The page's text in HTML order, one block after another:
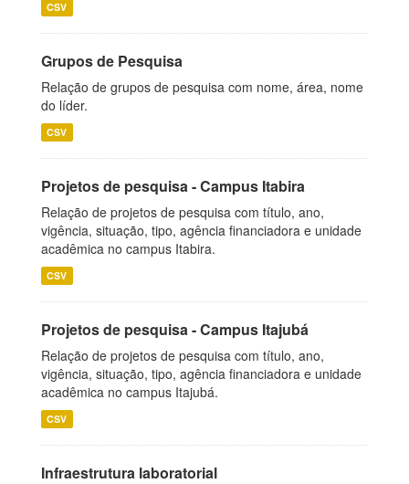
CSV
Grupos de Pesquisa
Relação de grupos de pesquisa com nome, área, nome
do líder.
CSV
Projetos de pesquisa - Campus Itabira
Relação de projetos de pesquisa com título, ano,
vigência, situação, tipo, agência financiadora e unidade
acadêmica no campus Itabira.
CSV
Projetos de pesquisa - Campus Itajubá
Relação de projetos de pesquisa com título, ano,
vigência, situação, tipo, agência financiadora e unidade
acadêmica no campus Itajubá.
CSV
Infraestrutura laboratorial